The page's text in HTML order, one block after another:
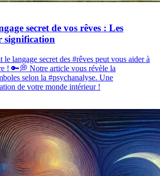
secret de vos rêves : Les
signification
langage secret des #rêves peut vous aider à
! 🔑💭 Notre article vous révèle la
selon la #psychanalyse. Une
de votre monde intérieur !